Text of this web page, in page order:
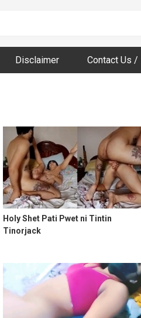
Disclaimer Contact Us /
Holy Shet Pati Pwet ni Tintin
Tinorjack